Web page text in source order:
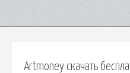
Artmoney скачать